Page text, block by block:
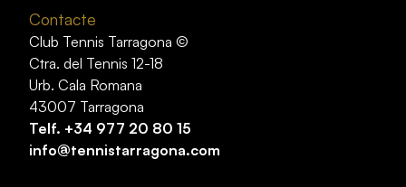
Contacte
Club Tennis Tarragona ©
Ctra. del Tennis 12-18
Urb. Cala Romana
43007 Tarragona
Telf. +34 977 20 80 15
info@tennistarragona.com